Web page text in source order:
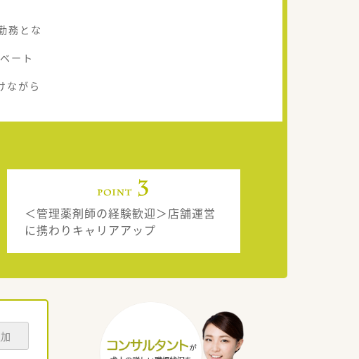
務とな
ート
ながら
＜管理薬剤師の経験歓迎＞店舗運営
に携わりキャリアアップ